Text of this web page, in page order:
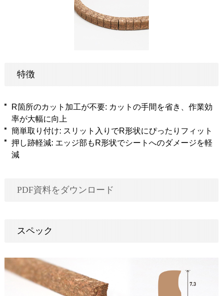
特徴
R箇所のカット加工が不要: カットの手間を省き、作業効
率が大幅に向上
簡単取り付け: スリット入りでR形状にぴったりフィット
押し跡軽減: エッジ部もR形状でシートへのダメージを軽
減
PDF資料をダウンロード
スペック